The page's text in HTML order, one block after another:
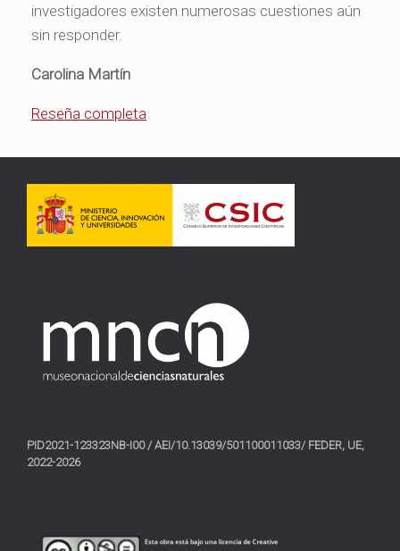
investigadores existen numerosas cuestiones aún
sin responder.
Carolina Martín
Reseña completa
PID2021-123323NB-I00 / AEI/10.13039/501100011033/ FEDER, UE,
2022-2026